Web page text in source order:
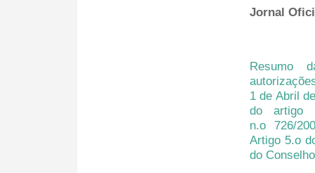
Jornal
Resumo
1 de Abril
do artigo
n.o 726/
Artigo 5.o
do